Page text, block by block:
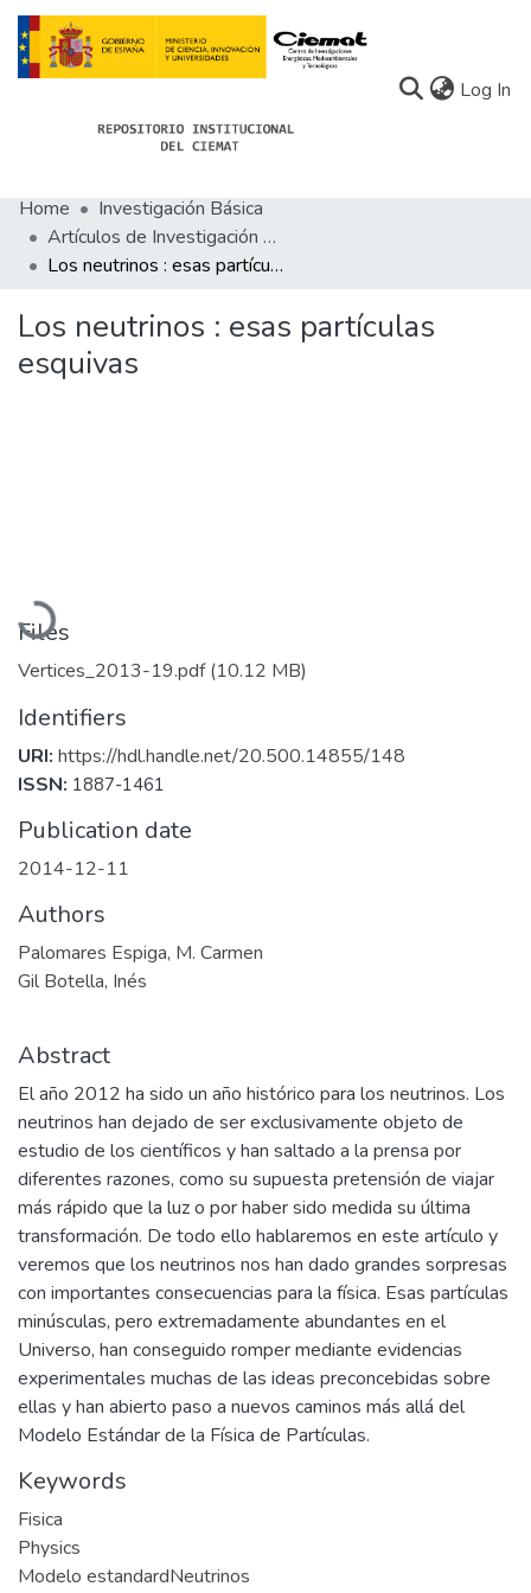
Log In
Communities
All of Docu-menta
Statistics
About Docu-menta
Home
Investigación Básica
Artículos de Investigación Básica
Los neutrinos : esas partículas esquivas
Los neutrinos : esas partículas
esquivas
Loading...
Files
Vertices_2013-19.pdf(10.12 MB)
Identifiers
URI: https://hdl.handle.net/20.500.14855/148
ISSN: 1887-1461
Publication date
2014-12-11
Authors
Palomares Espiga, M. Carmen
Gil Botella, Inés
Abstract
El año 2012 ha sido un año histórico para los neutrinos. Los
neutrinos han dejado de ser exclusivamente objeto de
estudio de los científicos y han saltado a la prensa por
diferentes razones, como su supuesta pretensión de viajar
más rápido que la luz o por haber sido medida su última
transformación. De todo ello hablaremos en este artículo y
veremos que los neutrinos nos han dado grandes sorpresas
con importantes consecuencias para la física. Esas partículas
minúsculas, pero extremadamente abundantes en el
Universo, han conseguido romper mediante evidencias
experimentales muchas de las ideas preconcebidas sobre
ellas y han abierto paso a nuevos caminos más allá del
Modelo Estándar de la Física de Partículas.
Keywords
Fisica
Physics
Modelo estandardNeutrinos